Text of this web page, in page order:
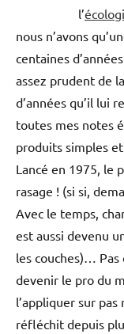
l’
nous n’avons
centaines
assez prudent de
d’années qu’il lui
toutes mes notes
produits simples
Lancé en 1975, le
rasage ! (si si,
Avec le temps,
est aussi devenu
les couches)… Pas
devenir le pro du
l’appliquer sur
réfléchit depuis